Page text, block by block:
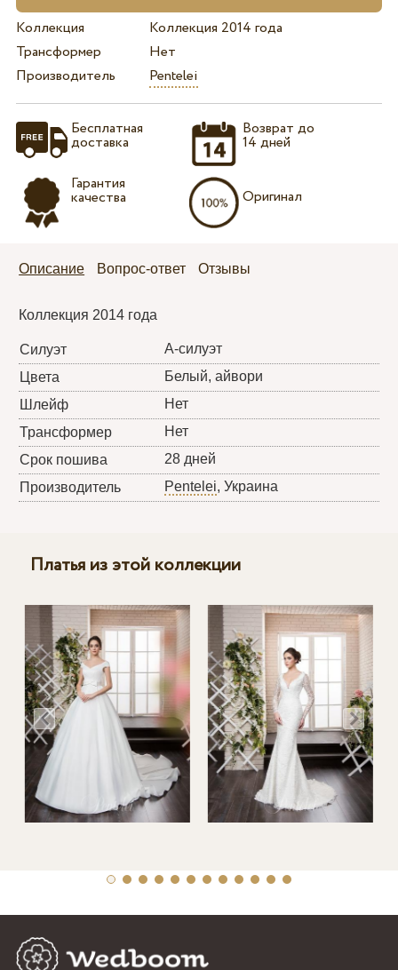
Коллекция
Коллекция 2014 года
Трансформер
Нет
Производитель
Pentelei
Бесплатная
доставка
Гарантия
качества
Возврат до
14 дней
Оригинал
Описание Вопрос-ответ Отзывы
Коллекция 2014 года
Силуэт
А-силуэт
Цвета
Белый, айвори
Шлейф
Нет
Трансформер
Нет
Срок пошива
28 дней
Производитель
Pentelei, Украина
Платья из этой коллекции